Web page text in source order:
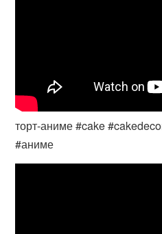
торт-аниме #cake
#аниме